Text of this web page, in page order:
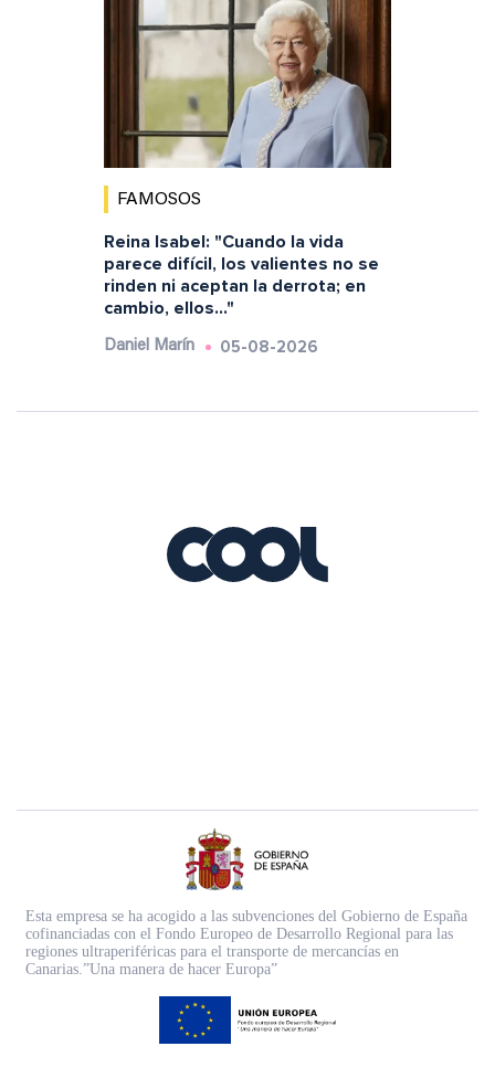
FAMOSOS
Reina Isabel: "Cuando la vida
parece difícil, los valientes no se
rinden ni aceptan la derrota; en
cambio, ellos..."
Daniel Marín 05-08-2026
Esta empresa se ha acogido a las subvenciones del Gobierno de España
cofinanciadas con el Fondo Europeo de Desarrollo Regional para las
regiones ultraperiféricas para el transporte de mercancías en
Canarias.”Una manera de hacer Europa”